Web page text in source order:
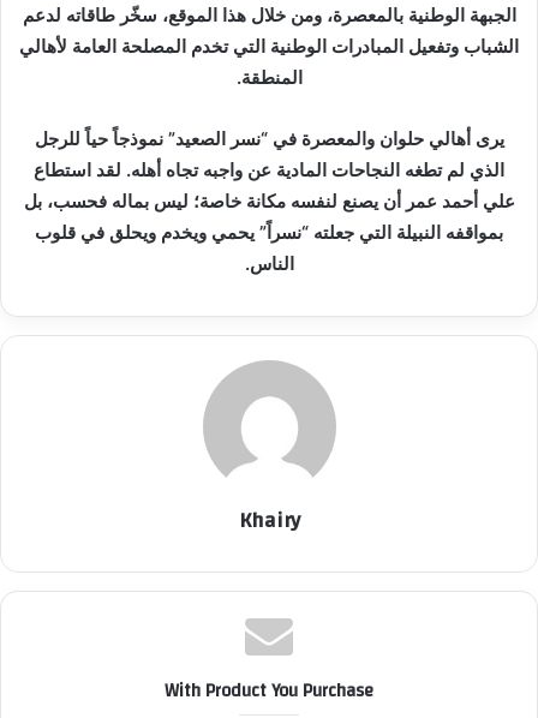
الجبهة الوطنية بالمعصرة، ومن خلال هذا الموقع، سخّر طاقاته لدعم
الشباب وتفعيل المبادرات الوطنية التي تخدم المصلحة العامة لأهالي
المنطقة.
يرى أهالي حلوان والمعصرة في “نسر الصعيد” نموذجاً حياً للرجل
الذي لم تطغه النجاحات المادية عن واجبه تجاه أهله. لقد استطاع
علي أحمد عمر أن يصنع لنفسه مكانة خاصة؛ ليس بماله فحسب، بل
بمواقفه النبيلة التي جعلته “نسراً” يحمي ويخدم ويحلق في قلوب
الناس.
Khairy
With Product You Purchase